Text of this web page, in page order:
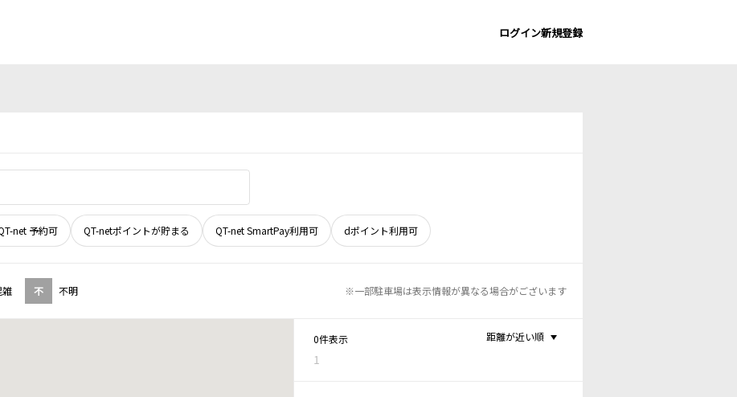
ログイン新規登録
net 予約可 QT-netポイントが貯まる QT-net SmartPay利用可 dポイント利用可
雑 不 不明 ※一部駐車場は表示情報が異なる場合がございます
0件表示
1
距離が近い順